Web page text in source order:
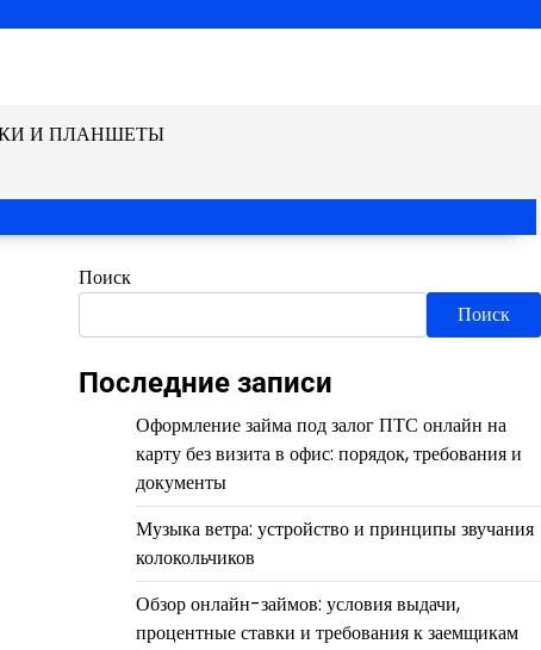
И ПЛАНШЕТЫ
Поиск
Поиск
Последние записи
Оформление займа под залог ПТС онлайн на
карту без визита в офис: порядок, требования и
документы
Музыка ветра: устройство и принципы звучания
колокольчиков
Обзор онлайн-займов: условия выдачи,
процентные ставки и требования к заемщикам